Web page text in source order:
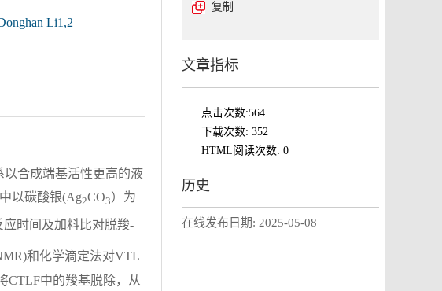
Li1,2
合成端基活性更高的液
以碳酸银(Ag2CO3）为
时间及加料比对脱羧-
和化学滴定法对VTL
CTLF中的羧基脱除，从
复制
文章指标
点击次数:564
下载次数: 352
HTML阅读次数: 0
历史
在线发布日期: 2025-05-08